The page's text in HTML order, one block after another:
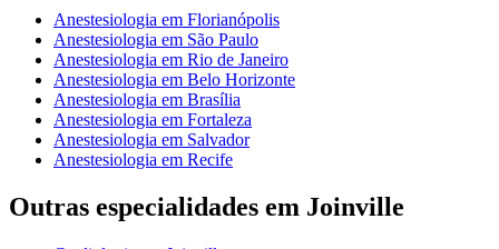
Anestesiologia em Florianópolis
Anestesiologia em São Paulo
Anestesiologia em Rio de Janeiro
Anestesiologia em Belo Horizonte
Anestesiologia em Brasília
Anestesiologia em Fortaleza
Anestesiologia em Salvador
Anestesiologia em Recife
Outras especialidades em Joinville